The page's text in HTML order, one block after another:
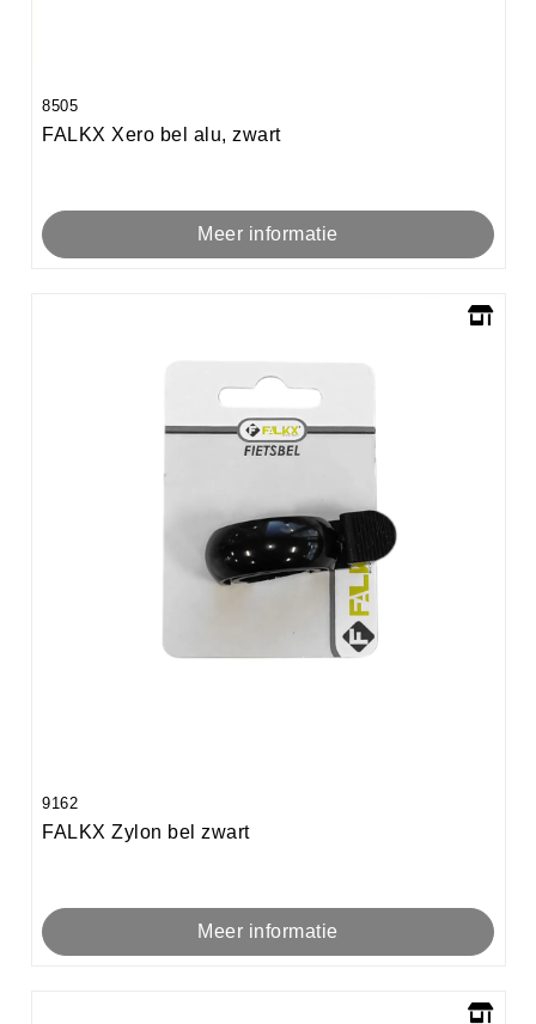
8505
FALKX Xero bel alu, zwart
Meer informatie
9162
FALKX Zylon bel zwart
Meer informatie